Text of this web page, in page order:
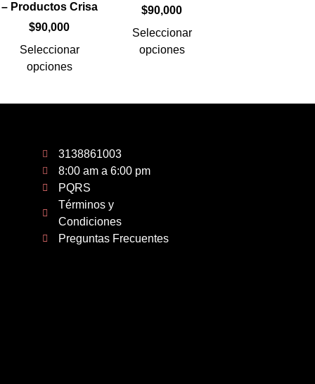
– Productos Crisa
$90,000
Seleccionar
opciones
$90,000
Seleccionar
opciones
3138861003
8:00 am a 6:00 pm
PQRS
Términos y
Condiciones
Preguntas Frecuentes